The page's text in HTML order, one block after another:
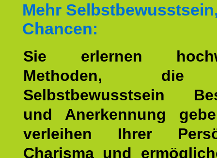
Mehr
Chancen:
Sie erlernen
Methoden, die
Selbstbewusstsein
und Anerkennung
verleihen Ihrer
Charisma und